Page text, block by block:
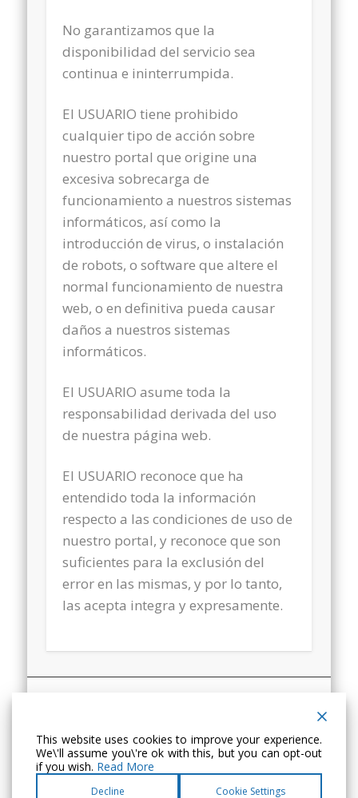
No garantizamos que la
disponibilidad del servicio sea
continua e ininterrumpida.
El USUARIO tiene prohibido
cualquier tipo de acción sobre
nuestro portal que origine una
excesiva sobrecarga de
funcionamiento a nuestros sistemas
informáticos, así como la
introducción de virus, o instalación
de robots, o software que altere el
normal funcionamiento de nuestra
web, o en definitiva pueda causar
daños a nuestros sistemas
informáticos.
El USUARIO asume toda la
responsabilidad derivada del uso
de nuestra página web.
El USUARIO reconoce que ha
entendido toda la información
respecto a las condiciones de uso de
nuestro portal, y reconoce que son
suficientes para la exclusión del
error en las mismas, y por lo tanto,
las acepta integra y expresamente.
Avda. Pirineos, 13, 1º E
22004 · Huesca (España)
Tel. +34 974 241 510
This website uses cookies to improve your experience.
We\'ll assume you\'re ok with this, but you can opt-out
if you wish. Read More
Decline Cookie Settings